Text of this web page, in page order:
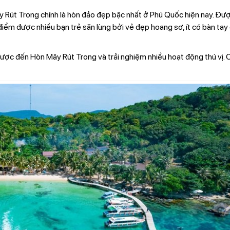
Trong chính là hòn đảo đẹp bậc nhất ở Phú Quốc hiện nay.
được nhiều bạn trẻ săn lùng bởi vẻ đẹp hoang sơ, ít có bàn
đến Hòn Mây Rút Trong và trải nghiệm nhiều hoạt động thú vị.